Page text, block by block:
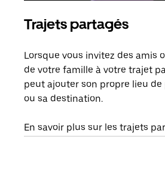
Trajets partagés
Lorsque vous invitez des amis
de votre famille à votre trajet
peut ajouter son propre lieu de
ou sa destination.
En savoir plus sur les trajets